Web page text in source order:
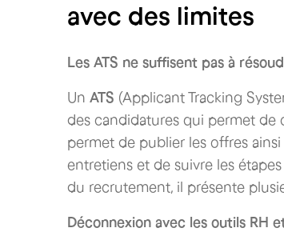
avec des limites
Les ATS ne suffisent pas à
Un ATS (Applicant Tracking
des candidatures qui permet de
permet de publier les offres
entretiens et de suivre les
du recrutement, il présente
Déconnexion avec les outils RH